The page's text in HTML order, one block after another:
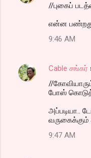
//புகைப்
என்ன பண்றது
9:46 AM
Cable சங்கர்
//
போஸ்
அப்படியா..
வருகைக்கும்
9:47 AM